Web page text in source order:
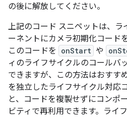
の後に解放してください。
上記のコード スニペットは、ラ
ーネントにカメラ初期化コード
このコードを
onStart や
ィのライフサイクルのコールバ
できますが、この方法はおすす
を独立したライフサイクル対応
と、コードを複製せずにコンポ
ビティで再利用できます。ライ